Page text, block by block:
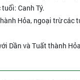
Canh Tý.
Hỏa, ngoại trừ các
Dần và Tuất thành